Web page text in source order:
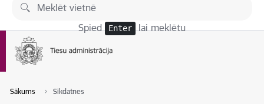
Pāriet uz lapas saturu
Spied Enter lai meklētu
Sākums Sīkdatnes